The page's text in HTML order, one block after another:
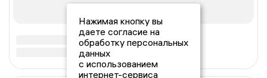
Нажимая кнопку вы
даете согласие на
обработку персональных
данных
с использованием
интернет-сервиса